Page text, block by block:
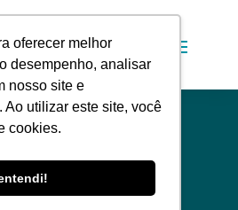
oferecer melhor
desempenho, analisar
nosso site e
Ao utilizar este site, você
cookies.
da Convenção
Mato-Grossense